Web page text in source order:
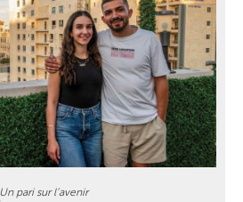
Un pari sur l’avenir